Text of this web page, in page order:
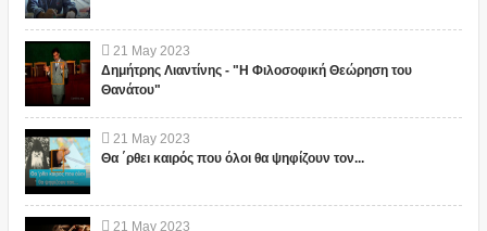
21 May 2023
Δημήτρης Λιαντίνης - "Η Φιλοσοφική Θεώρηση του
Θανάτου"
21 May 2023
Θα ΄ρθει καιρός που όλοι θα ψηφίζουν τον...
21 May 2023